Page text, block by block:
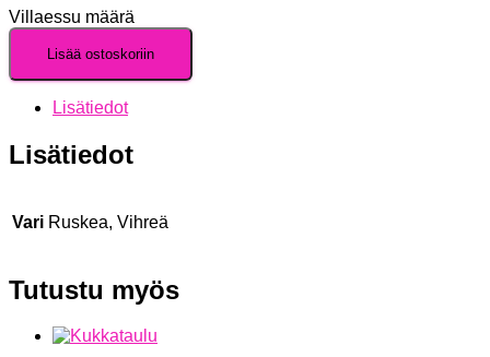
Villaessu määrä
Lisää ostoskoriin
Lisätiedot
Lisätiedot
Vari Ruskea, Vihreä
Tutustu myös